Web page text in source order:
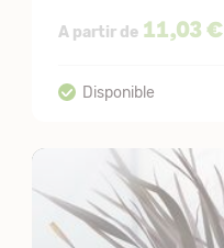
A partir de 11,03 €